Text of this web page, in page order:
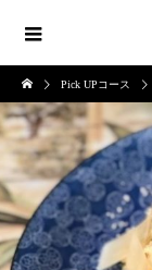
Pick UPコース